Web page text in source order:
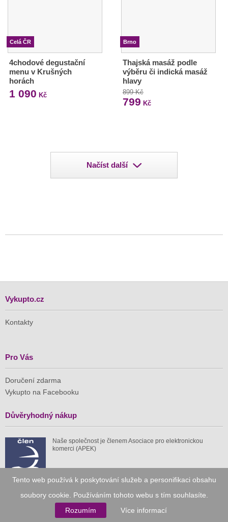
Tento web používá k poskytování služeb a personifikaci obsahu
soubory cookie. Používáním tohoto webu s tím souhlasíte.
Rozumím
Více informací
Celá ČR
4chodové degustační
menu v Krušných
horách
1 090 Kč
Brno
Thajská masáž podle
výběru či indická masáž
hlavy
899 Kč
799 Kč
Načíst další
Vykupto.cz
Kontakty
Pro Vás
Doručení zdarma
Vykupto na Facebooku
Důvěryhodný nákup
Naše společnost je členem Asociace pro elektronickou
komerci (APEK)
Již od roku 2010